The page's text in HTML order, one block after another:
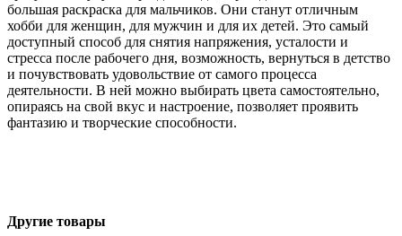
большая раскраска для мальчиков. Они станут отличным
хобби для женщин, для мужчин и для их детей. Это самый
доступный способ для снятия напряжения, усталости и
стресса после рабочего дня, возможность, вернуться в детство
и почувствовать удовольствие от самого процесса
деятельности. В ней можно выбирать цвета самостоятельно,
опираясь на свой вкус и настроение, позволяет проявить
фантазию и творческие способности.
Другие товары